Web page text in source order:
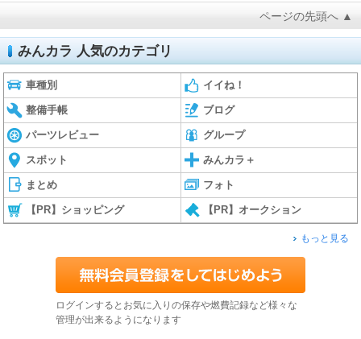
ページの先頭へ ▲
みんカラ 人気のカテゴリ
車種別 イイね！
整備手帳 ブログ
パーツレビュー グループ
スポット みんカラ＋
まとめ フォト
【PR】ショッピング 【PR】オークション
もっと見る
ログインするとお気に入りの保存や燃費記録など様々な
管理が出来るようになります